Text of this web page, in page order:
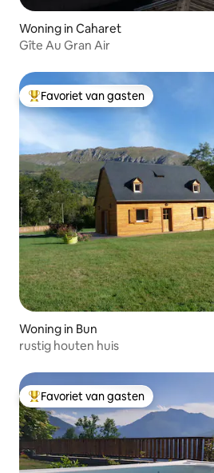
Woning in Caharet
Gîte Au Gran Air
Topfavoriet van gasten
Favoriet van gasten
Woning in Bun
rustig houten huis
Topfavoriet van gasten
Favoriet van gasten